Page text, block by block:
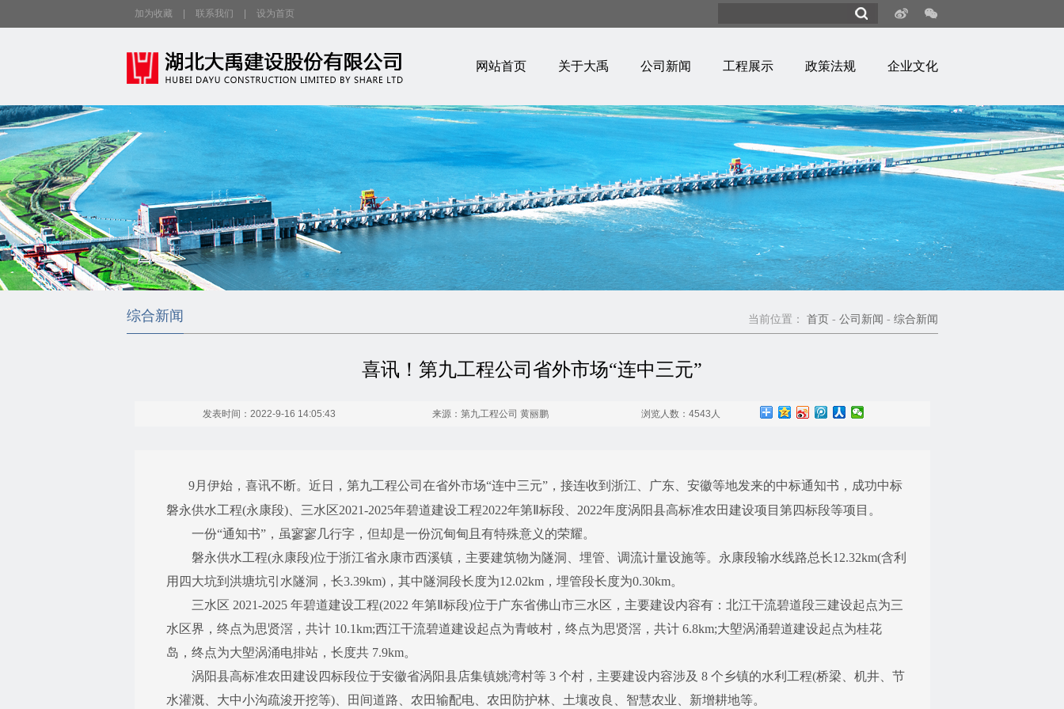
加为收藏 联系我们 设为首页
网站首页 关于大禹 公司新闻 工程展示 政策法规 企业文化
综合新闻 当前位置： 首页 - 公司新闻 - 综合新闻
喜讯！第九工程公司省外市场“连中三元”
发表时间：2022-9-16 14:05:43 来源：第九工程公司 黄丽鹏 浏览人数：4543人
9月伊始，喜讯不断。近日，第九工程公司在省外市场“连中三元”，接连收到浙江、广东、安徽等地发来的中标通知书，成功中标
磐永供水工程(永康段)、三水区2021-2025年碧道建设工程2022年第Ⅱ标段、2022年度涡阳县高标准农田建设项目第四标段等项目。
一份“通知书”，虽寥寥几行字，但却是一份沉甸甸且有特殊意义的荣耀。
磐永供水工程(永康段)位于浙江省永康市西溪镇，主要建筑物为隧洞、埋管、调流计量设施等。永康段输水线路总长12.32km(含利
用四大坑到洪塘坑引水隧洞，长3.39km)，其中隧洞段长度为12.02km，埋管段长度为0.30km。
三水区 2021-2025 年碧道建设工程(2022 年第Ⅱ标段)位于广东省佛山市三水区，主要建设内容有：北江干流碧道段三建设起点为三
水区界，终点为思贤滘，共计 10.1km;西江干流碧道建设起点为青岐村，终点为思贤滘，共计 6.8km;大塱涡涌碧道建设起点为桂花
岛，终点为大塱涡涌电排站，长度共 7.9km。
涡阳县高标准农田建设四标段位于安徽省涡阳县店集镇姚湾村等 3 个村，主要建设内容涉及 8 个乡镇的水利工程(桥梁、机井、节
水灌溉、大中小沟疏浚开挖等)、田间道路、农田输配电、农田防护林、土壤改良、智慧农业、新增耕地等。